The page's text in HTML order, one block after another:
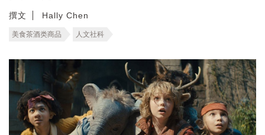
撰文 Hally Chen
美食茶酒类商品 人文社科